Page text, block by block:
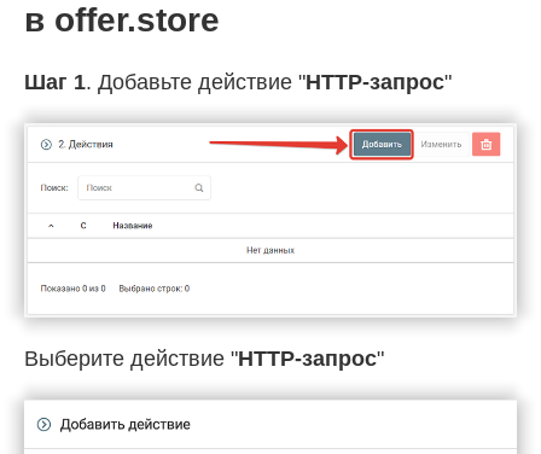
в offer.store
Шаг 1. Добавьте действие "HTTP-запрос"
Выберите действие "HTTP-запрос"